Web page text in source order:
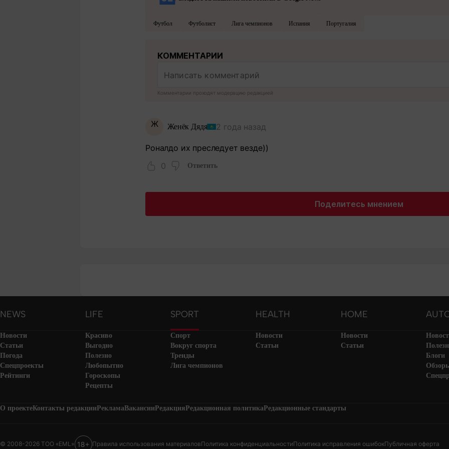
Футбол Футболист Лига чемпионов Испания Португалия
КОММЕНТАРИИ
Комментарии проходят модерацию редакцией
Ж Женёк Дядя 2 года назад
Роналдо их преследует везде))
0
Ответить
Поделитесь мнением
NEWS LIFE SPORT HEALTH HOME
Новости
Статьи
Погода
Спецпроекты
Рейтинги
Красиво
Выгодно
Полезно
Любопытно
Гороскопы
Рецепты
Спорт
Вокруг спорта
Тренды
Лига чемпионов
Новости
Статьи
Новости
Статьи
Блоги
О проектеКонтакты редакцииРекламаВакансииРедакцияРедакционная политикаРедакционные стандарты
© 2008-2026 ТОО «EML» Правила использования материаловПолитика конфиденциальностиПолитика исправления ошибокПубличная оферта